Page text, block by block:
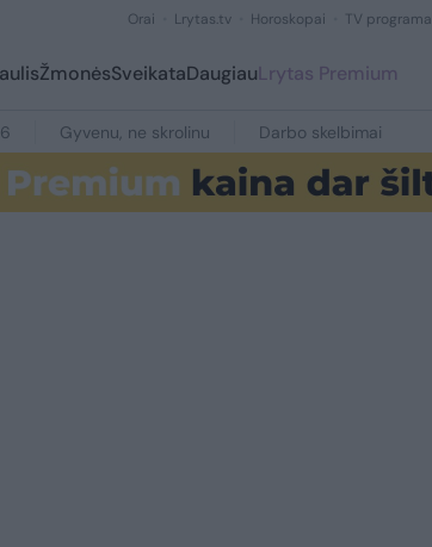
Orai Lrytas.tv Horoskopai TV programa
ŽmonėsSveikataDaugiauLrytas Premium
Gyvenu, ne skrolinu Darbo skelbimai